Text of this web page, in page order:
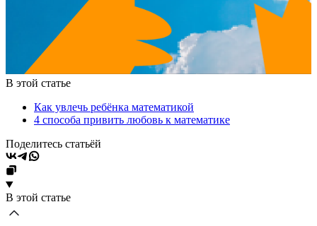
В этой статье
Как увлечь ребёнка математикой
4 способа привить любовь к математике
Поделитесь статьёй
В этой статье